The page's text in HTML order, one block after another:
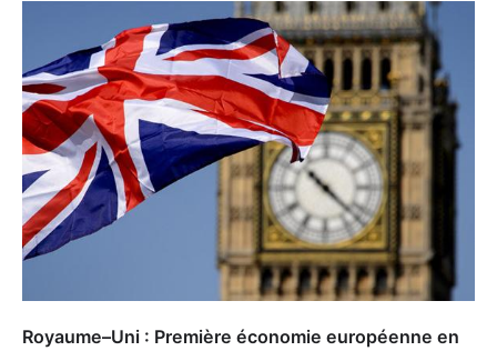
Royaume–Uni : Première économie européenne en